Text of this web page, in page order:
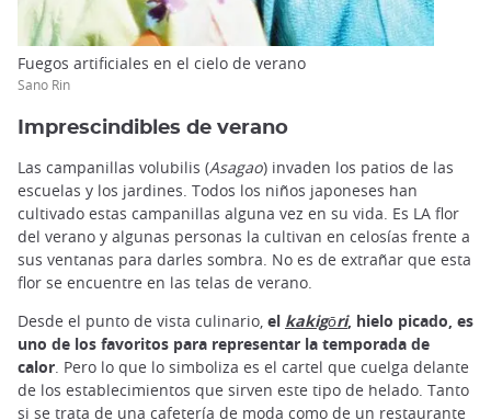
Fuegos artificiales en el cielo de verano
Sano Rin
Imprescindibles de verano
Las campanillas volubilis (Asagao) invaden los patios de las
escuelas y los jardines. Todos los niños japoneses han
cultivado estas campanillas alguna vez en su vida. Es LA flor
del verano y algunas personas la cultivan en celosías frente a
sus ventanas para darles sombra. No es de extrañar que esta
flor se encuentre en las telas de verano.
Desde el punto de vista culinario, el kakigōri, hielo picado, es
uno de los favoritos para representar la temporada de
calor. Pero lo que lo simboliza es el cartel que cuelga delante
de los establecimientos que sirven este tipo de helado. Tanto
si se trata de una cafetería de moda como de un restaurante